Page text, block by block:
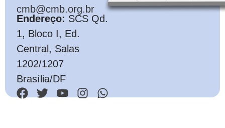
cmb@cmb.org.br
Endereço: SCS Qd.
1, Bloco I, Ed.
Central, Salas
1202/1207
Brasília/DF